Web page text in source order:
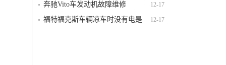
漏油
12-17
奔驰Vito车发动机故障维修
12-17
福特福克斯车辆凉车时没有电是